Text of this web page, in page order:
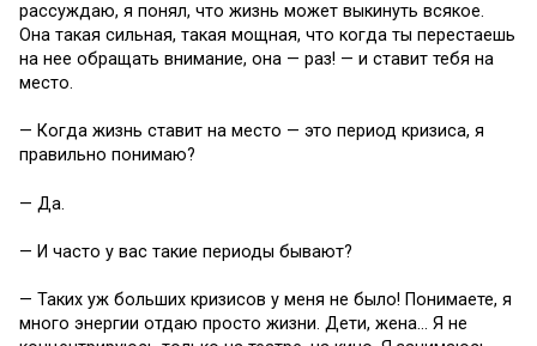
рассуждаю, я понял, что жизнь может выкинуть всякое.
Она такая сильная, такая мощная, что когда ты перестаешь
на нее обращать внимание, она — раз! — и ставит тебя на
место.
— Когда жизнь ставит на место — это период кризиса, я
правильно понимаю?
— Да.
— И часто у вас такие периоды бывают?
— Таких уж больших кризисов у меня не было! Понимаете, я
много энергии отдаю просто жизни. Дети, жена… Я не